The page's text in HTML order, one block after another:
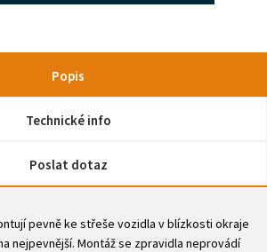
Popis
Technické info
Poslat dotaz
pevně ke střeše vozidla v blízkosti okraje
nejpevnější. Montáž se zpravidla neprovádí